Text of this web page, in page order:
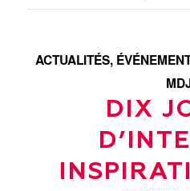
ACTUALITÉS,
DIX